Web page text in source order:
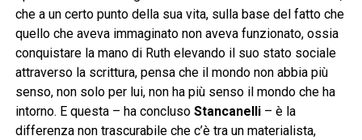
che a un certo punto della sua vita, sulla base del fatto che
quello che aveva immaginato non aveva funzionato, ossia
conquistare la mano di Ruth elevando il suo stato sociale
attraverso la scrittura, pensa che il mondo non abbia più
senso, non solo per lui, non ha più senso il mondo che ha
intorno. E questa – ha concluso Stancanelli– è la
differenza non trascurabile che c’è tra un materialista,